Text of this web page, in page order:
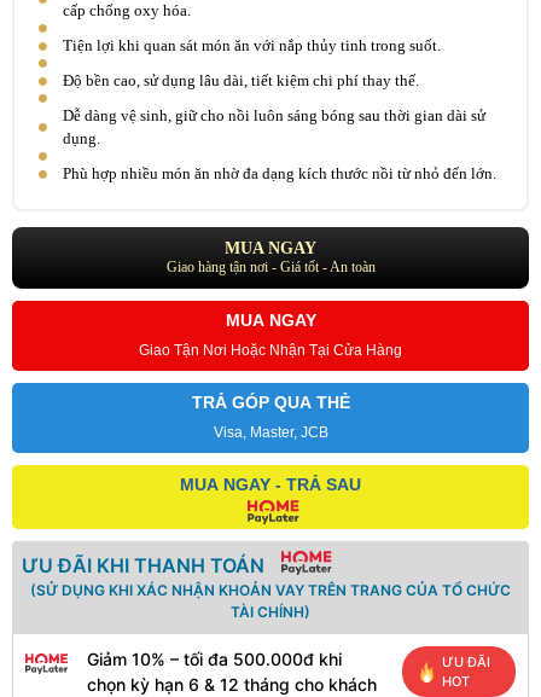
cấp chống oxy hóa.
Tiện lợi khi quan sát món ăn với nắp thủy tinh trong suốt.
Độ bền cao, sử dụng lâu dài, tiết kiệm chi phí thay thế.
Dễ dàng vệ sinh, giữ cho nồi luôn sáng bóng sau thời gian dài sử
dụng.
Phù hợp nhiều món ăn nhờ đa dạng kích thước nồi từ nhỏ đến lớn.
MUA NGAY
Giao hàng tận nơi - Giá tốt - An toàn
MUA NGAY
Giao Tận Nơi Hoặc Nhận Tại Cửa Hàng
TRẢ GÓP QUA THẺ
Visa, Master, JCB
MUA NGAY - TRẢ SAU
ƯU ĐÃI KHI THANH TOÁN
(SỬ DỤNG KHI XÁC NHẬN KHOẢN VAY TRÊN TRANG CỦA TỔ CHỨC
TÀI CHÍNH)
Giảm 10% – tối đa 500.000đ khi
chọn kỳ hạn 6 & 12 tháng cho khách
ƯU ĐÃI
HOT